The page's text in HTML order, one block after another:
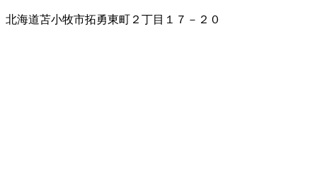
北海道苫小牧市拓勇東町２丁目１７－２０